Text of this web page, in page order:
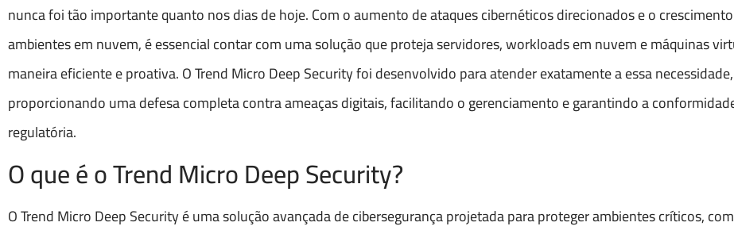
nunca foi tão importante quanto nos dias de hoje. Com o aumento de ataques cibernéticos direcionados e o
ambientes em nuvem, é essencial contar com uma solução que proteja servidores, workloads em nuvem e máquinas
maneira eficiente e proativa. O Trend Micro Deep Security foi desenvolvido para atender exatamente a essa necessidade,
proporcionando uma defesa completa contra ameaças digitais, facilitando o gerenciamento e garantindo a
regulatória.
O que é o Trend Micro Deep Security?
O Trend Micro Deep Security é uma solução avançada de cibersegurança projetada para proteger ambientes críticos,